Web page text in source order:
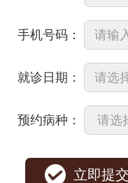
手机号码：
就诊日期：
预约病种：
立即提交